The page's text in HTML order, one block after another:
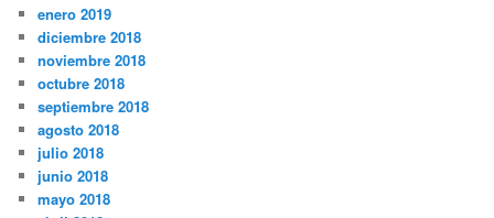
enero 2019
diciembre 2018
noviembre 2018
octubre 2018
septiembre 2018
agosto 2018
julio 2018
junio 2018
mayo 2018